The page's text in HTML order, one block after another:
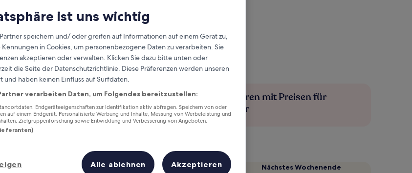
Verdiene Prämien für jede
wahrgenommene Übernachtung
Mehr sparen mit Preisen für
Mitglieder
Dieses Wochenende
Nächstes Wochenende
ist uns wichtig
Partner speichern und/ oder greifen auf Informationen auf einem Gerät zu,
in Cookies, um personenbezogene Daten zu verarbeiten. Sie
akzeptieren oder verwalten. Klicken Sie dazu bitte unten oder
die Seite der Datenschutzrichtlinie. Diese Präferenzen werden unseren
und haben keinen Einfluss auf Surfdaten.
verarbeiten Daten, um Folgendes bereitzustellen:
Endgeräteeigenschaften zur Identifikation aktiv abfragen. Speichern von oder
auf einem Endgerät. Personalisierte Werbung und Inhalte, Messung von Werbeleistung und
Zielgruppenforschung sowie Entwicklung und Verbesserung von Angeboten.
Alle ablehnen Akzeptieren